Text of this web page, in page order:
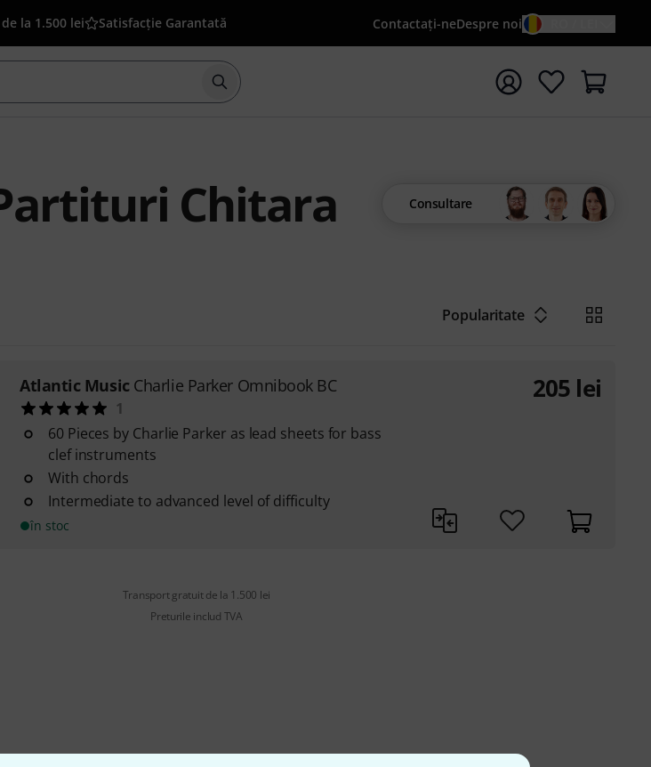
la 1.500 lei Satisfacție Garantată Contactaţi-neDespre noi
Începeți căutarea cu termenul de căutare {searchTerm}
Chitara
Consultare
Popularitate
Atlantic Music Charlie Parker Omnibook BC
1
60 Pieces by Charlie Parker as lead sheets for bass
clef instruments
With chords
Intermediate to advanced level of difficulty
în stoc
205 lei
Transport gratuit de la 1.500 lei
Preturile includ TVA